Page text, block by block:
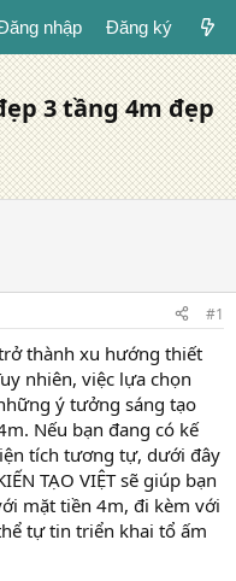
nhập Đăng ký
3 tầng 4m đẹp
#1
thành xu hướng thiết
nhiên, việc lựa chọn
ý tưởng sáng tạo
Nếu bạn đang có kế
tích tương tự, dưới đây
TẠO VIỆT sẽ giúp bạn
mặt tiền 4m, đi kèm với
tự tin triển khai tổ ấm